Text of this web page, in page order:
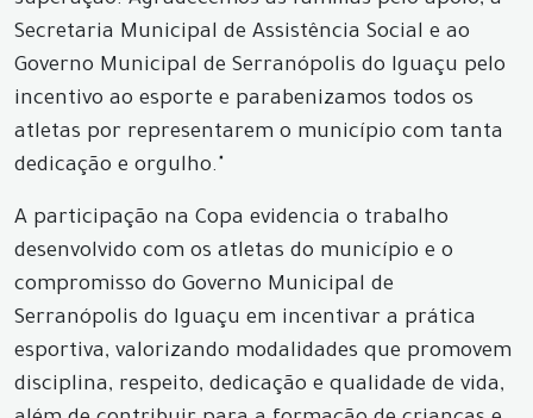
Secretaria Municipal de Assistência Social e ao
Governo Municipal de Serranópolis do Iguaçu pelo
incentivo ao esporte e parabenizamos todos os
atletas por representarem o município com tanta
dedicação e orgulho."
A participação na Copa evidencia o trabalho
desenvolvido com os atletas do município e o
compromisso do Governo Municipal de
Serranópolis do Iguaçu em incentivar a prática
esportiva, valorizando modalidades que promovem
disciplina, respeito, dedicação e qualidade de vida,